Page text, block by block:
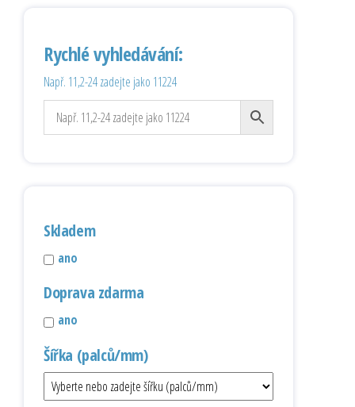
Rychlé vyhledávání:
Např. 11,2-24 zadejte jako 11224
Skladem
ano
Doprava zdarma
ano
Šířka (palců/mm)